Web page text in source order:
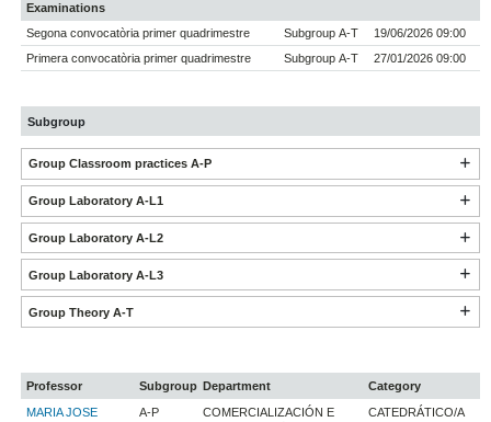
Examinations
Segona convocatòria primer quadrimestre
Subgroup A-T
19/06/2026 09:00
Primera convocatòria primer quadrimestre
Subgroup A-T 27/01/2026 09:00
Subgroup
Group Classroom practices A-P
Group Laboratory A-L1
Group Laboratory A-L2
Group Laboratory A-L3
Group Theory A-T
Professor Subgroup Department
Category
MARIA JOSE
A-P
COMERCIALIZACIÓN E
CATEDRÁTICO/A